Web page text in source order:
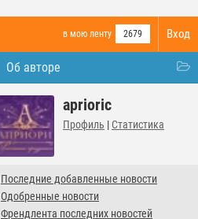
Вход
в мою ленту 2679
Об авторе
aprioric
Профиль | Статистика
Последние добавленные новости
Одобренные новости
Френдлента последних новостей